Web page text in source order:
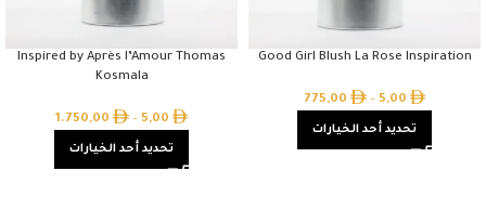
Good Girl Blush La Rose Inspiration
5,00
–
775,00
تحديد أحد الخيارات
Inspired by Après l’Amour Thomas
Kosmala
5,00
–
1.750,00
تحديد أحد الخيارات